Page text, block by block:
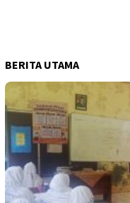
BERITA UTAMA